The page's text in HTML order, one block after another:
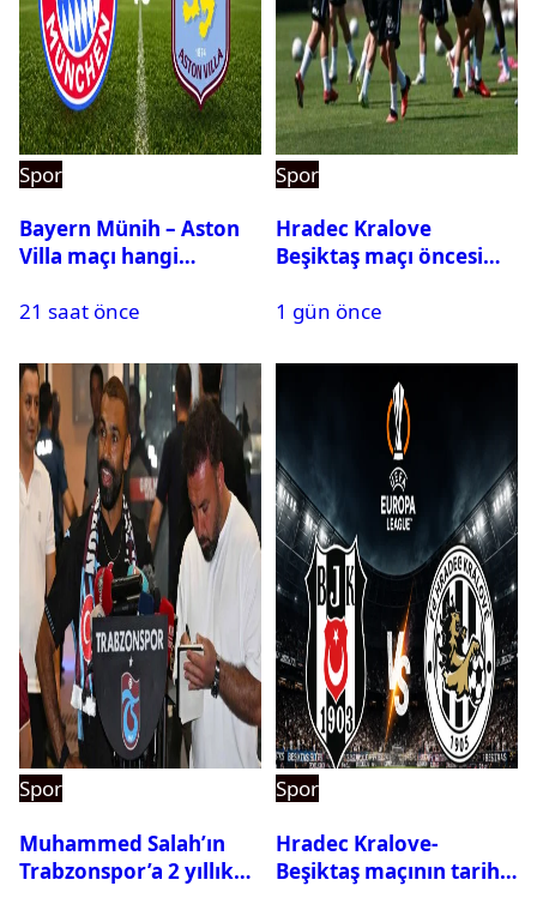
Spor
Bayern Münih – Aston
Villa maçı hangi
saat kaçta oynanacak?
21 saat önce
Spor
Hradec Kralove
Beşiktaş maçı öncesi
Siyah-Beyazlıların 11’i
1 gün önce
Spor
Muhammed Salah’ın
Trabzonspor’a 2 yıllık
Spor
Hradec Kralove-
Beşiktaş maçının tarihi